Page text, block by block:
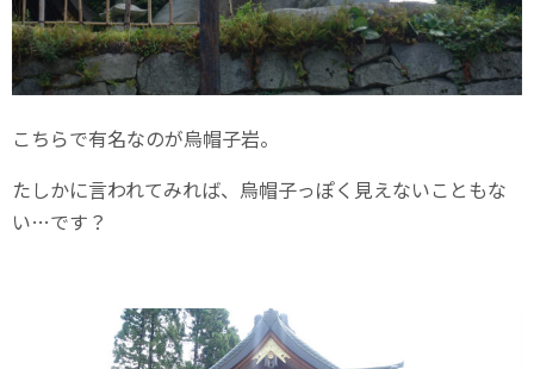
こちらで有名なのが烏帽子岩。
たしかに言われてみれば、烏帽子っぽく見えないこともな
い…です？